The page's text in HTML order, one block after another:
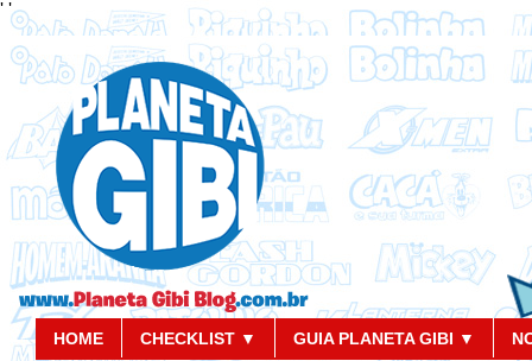
' '
HOME CHECKLIST ▼ GUIA PLANETA GIBI ▼